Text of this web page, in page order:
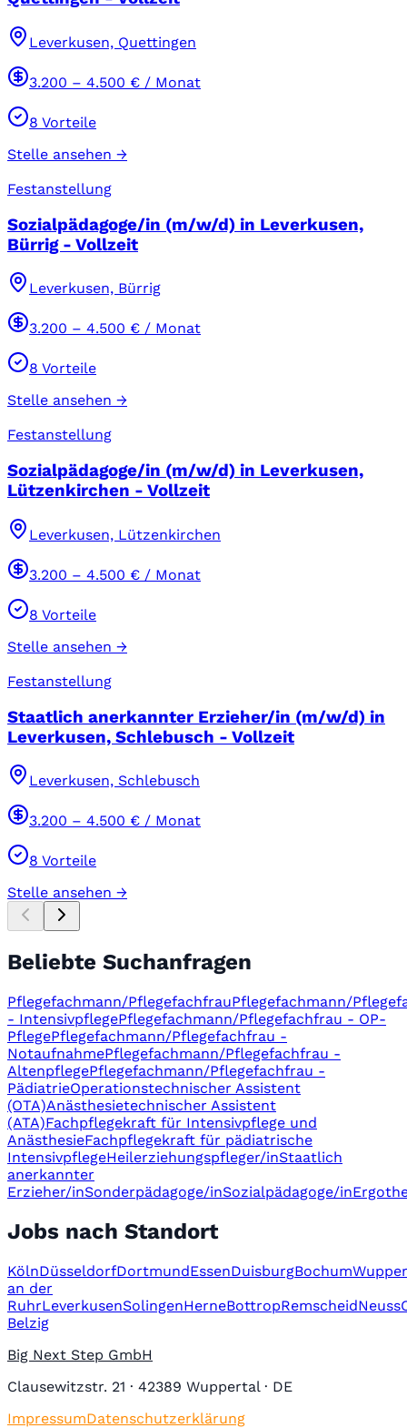
Leverkusen, Quettingen
3.200 – 4.500 € / Monat
8 Vorteile
Stelle ansehen →
Festanstellung
Sozialpädagoge/in (m/w/d) in Leverkusen,
Bürrig - Vollzeit
Leverkusen, Bürrig
3.200 – 4.500 € / Monat
8 Vorteile
Stelle ansehen →
Festanstellung
Sozialpädagoge/in (m/w/d) in Leverkusen,
Lützenkirchen - Vollzeit
Leverkusen, Lützenkirchen
3.200 – 4.500 € / Monat
8 Vorteile
Stelle ansehen →
Festanstellung
Staatlich anerkannter Erzieher/in (m/w/d) in
Leverkusen, Schlebusch - Vollzeit
Leverkusen, Schlebusch
3.200 – 4.500 € / Monat
8 Vorteile
Stelle ansehen →
Beliebte Suchanfragen
Pflegefachmann/PflegefachfrauPflegefachmann/
- IntensivpflegePflegefachmann/Pflegefachfrau - OP-
PflegePflegefachmann/Pflegefachfrau -
NotaufnahmePflegefachmann/Pflegefachfrau -
AltenpflegePflegefachmann/Pflegefachfrau -
PädiatrieOperationstechnischer Assistent
(OTA)Anästhesietechnischer Assistent
(ATA)Fachpflegekraft für Intensivpflege und
AnästhesieFachpflegekraft für pädiatrische
IntensivpflegeHeilerziehungspfleger/inStaatlich
anerkannter
Erzieher/inSonderpädagoge/inSozialpädagoge/in
Jobs nach Standort
KölnDüsseldorfDortmundEssenDuisburgBochum
an der
RuhrLeverkusenSolingenHerneBottropRemscheidNeuss
Belzig
Big Next Step GmbH
Clausewitzstr. 21 · 42389 Wuppertal · DE
ImpressumDatenschutzerklärung